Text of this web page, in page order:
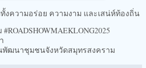
งความอร่อย ความงาม และเสน่ห์ท้องถิ่น
องดีเมือง3น้ำ
ฒนาชุมชนจังหวัดสมุทรสงคราม